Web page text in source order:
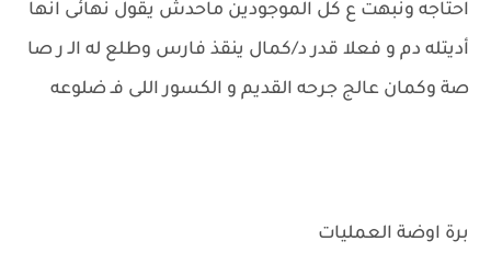
احتاجه ونبهت ع كل الموجودين ماحدش يقول نهائى انها
أديتله دم و فعلا قدر د/كمال ينقذ فارس وطلع له الـ ر صا
صة وكمان عالج جرحه القديم و الكسور اللى فـ ضلوعه
برة اوضة العمليات